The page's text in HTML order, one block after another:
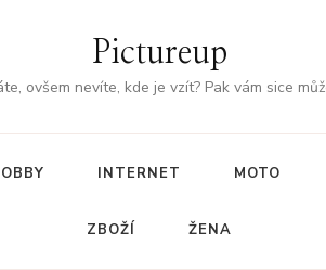
Pictureup
ovšem nevíte, kde je vzít? Pak vám sice
INTERNET MOTO
ZBOŽÍ ŽENA